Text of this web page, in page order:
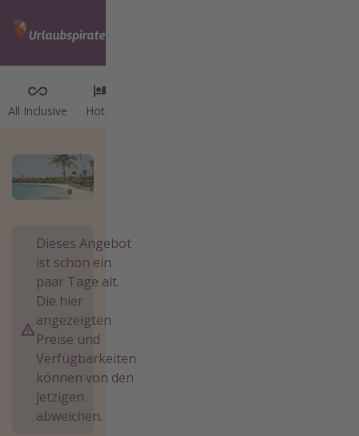
All Inclusive Hotels
Kategorien
Hotel
Reisen
Reiseziele
Alle Reiseziele
Österreich
Italien
Lombardei
Korsika
Dieses Angebot
ist schon ein
paar Tage alt.
Die hier
angezeigten
Preise und
Verfügbarkeiten
können von den
jetzigen
abweichen.